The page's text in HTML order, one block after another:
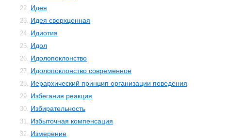
22. Идея
23. Идея сверхценная
24. Идиотия
25. Идол
26. Идолопоклонство
27. Идолопоклонство современное
28. Иерархический принцип организации поведения
29. Избегания реакция
30. Избирательность
31. Избыточная компенсация
32. Измерение